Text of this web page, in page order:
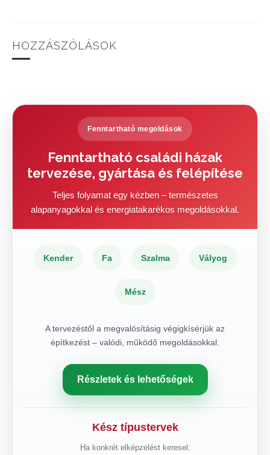
HOZZÁSZÓLÁSOK
Fenntartható megoldások
Fenntartható családi házak
tervezése, gyártása és felépítése
Teljes folyamat egy kézben – természetes
alapanyagokkal és energiatakarékos megoldásokkal.
Kender Fa Szalma Vályog
Mész
A tervezéstől a megvalósításig végigkísérjük az
építkezést – valódi, működő megoldásokkal.
Részletek és lehetőségek
Kész típustervek
Ha konkrét elképzelést keresel: